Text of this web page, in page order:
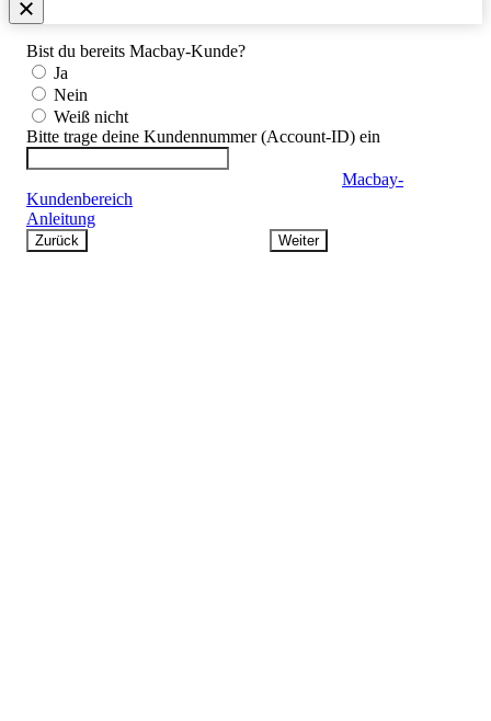
Bist du bereits Macbay-Kunde?
Ja
Nein
Weiß nicht
Bitte trage deine Kundennummer (Account-ID) ein
Macbay-
Kundenbereich
Anleitung
Zurück Weiter